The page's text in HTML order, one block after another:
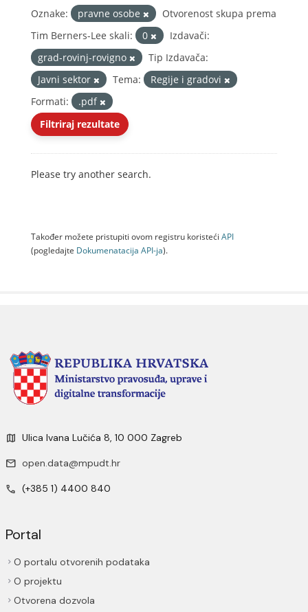
Oznake: pravne osobe
Otvorenost skupa prema
Tim Berners-Lee skali:
0
Izdavači:
grad-rovinj-rovigno
Tip Izdavača:
Javni sektor
Tema:
Regije i gradovi
Formati:
.pdf
Filtriraj rezultate
Please try another search.
Također možete pristupiti ovom registru koristeći API
(pogledajte Dokumenаtаcijа API-jа).